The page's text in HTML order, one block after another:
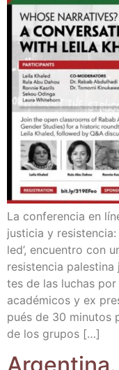
La con­fe­ren­cia en
jus­ti­cia y
led’, encuen­tro con
resis­ten­cia
tes de las luchas
aca­dé­mi­cos y ex
pués de 30 minu­tos
de los grupos […]